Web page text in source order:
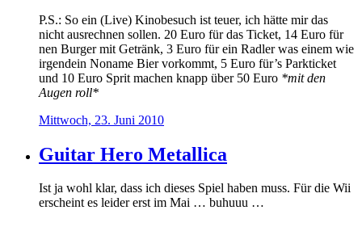
P.S.: So ein (Live) Kinobesuch ist teuer, ich hätte mir das
nicht ausrechnen sollen. 20 Euro für das Ticket, 14 Euro für
nen Burger mit Getränk, 3 Euro für ein Radler was einem wie
irgendein Noname Bier vorkommt, 5 Euro für’s Parkticket
und 10 Euro Sprit machen knapp über 50 Euro *mit den
Augen roll*
Mittwoch, 23. Juni 2010
Guitar Hero Metallica
Ist ja wohl klar, dass ich dieses Spiel haben muss. Für die Wii
erscheint es leider erst im Mai … buhuuu …